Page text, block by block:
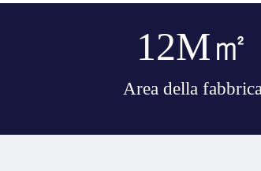
Area della
12M㎡